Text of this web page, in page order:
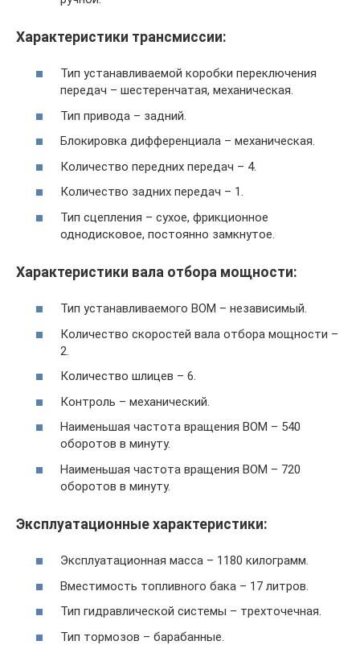
Характеристики трансмиссии:
Тип устанавливаемой коробки переключения
передач – шестеренчатая, механическая.
Тип привода – задний.
Блокировка дифференциала – механическая.
Количество передних передач – 4.
Количество задних передач – 1.
Тип сцепления – сухое, фрикционное
однодисковое, постоянно замкнутое.
Характеристики вала отбора мощности:
Тип устанавливаемого ВОМ – независимый.
Количество скоростей вала отбора мощности –
2.
Количество шлицев – 6.
Контроль – механический.
Наименьшая частота вращения ВОМ – 540
оборотов в минуту.
Наименьшая частота вращения ВОМ – 720
оборотов в минуту.
Эксплуатационные характеристики:
Эксплуатационная масса – 1180 килограмм.
Вместимость топливного бака – 17 литров.
Тип гидравлической системы – трехточечная.
Тип тормозов – барабанные.